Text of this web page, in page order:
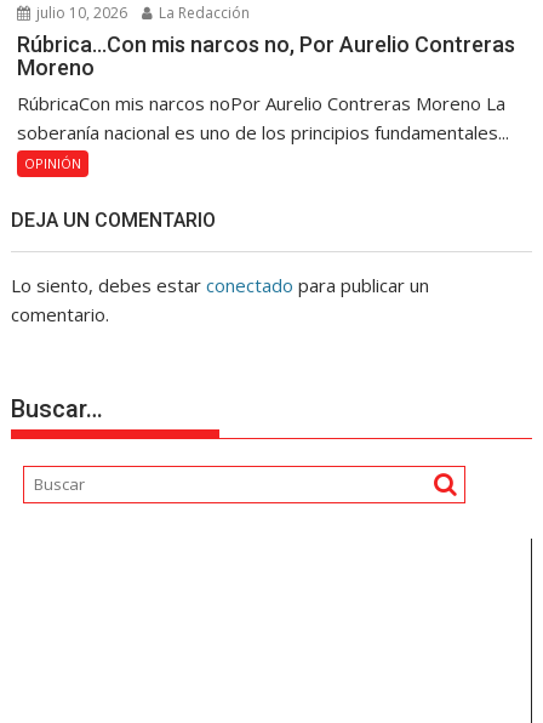
julio 10, 2026 La Redacción
Rúbrica…Con mis narcos no, Por Aurelio Contreras
Moreno
RúbricaCon mis narcos noPor Aurelio Contreras Moreno La
soberanía nacional es uno de los principios fundamentales...
OPINIÓN
DEJA UN COMENTARIO
Lo siento, debes estarconectado para publicar un
comentario.
Buscar…